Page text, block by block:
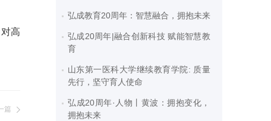
高
篇
弘成教育20周年：智慧融合，拥抱未来
弘成20周年|融合创新科技 赋能智慧教
育
山东第一医科大学继续教育学院: 质量
先行，坚守育人使命
弘成20周年·人物丨黄波：拥抱变化，
拥抱未来